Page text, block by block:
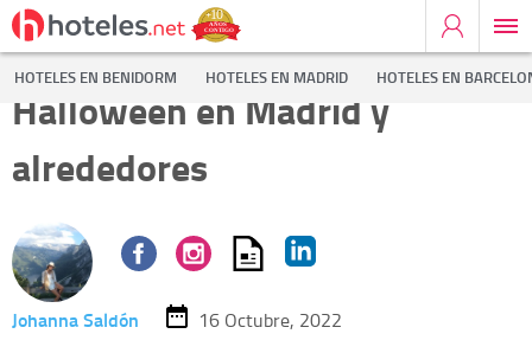
HOTELES EN BENIDORM HOTELES EN MADRID HOTELES EN
Planes originales para
Halloween en Madrid y
alrededores
Johanna Saldón
16 Octubre, 2022